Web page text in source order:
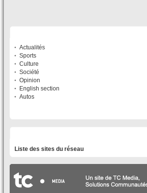
Actualités
Sports
Culture
Société
Opinion
English section
Autos
Liste des sites du réseau